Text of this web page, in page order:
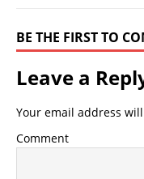
BE THE FIRST TO
Leave a
Your email address
Comment